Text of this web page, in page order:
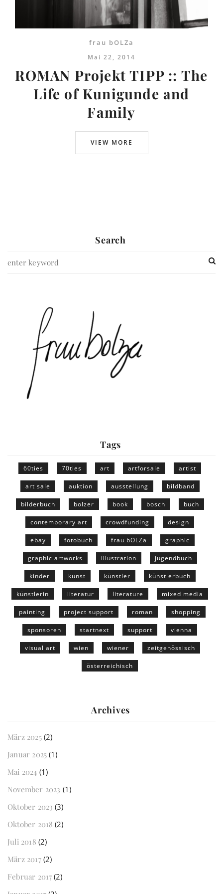
frau bOLZa
Mai 22, 2014
ROMAN Projekt TIPP :: The
Life of Kunigunde and
Family
VIEW MORE
Search
Tags
60ties 70ties art artforsale artist
art sale auktion ausstellung bildband
bilderbuch bolzer book bosch buch
contemporary art crowdfunding design
ebay fotobuch frau bOLZa graphic
graphic artworks illustration jugendbuch
kinder kunst künstler künstlerbuch
künstlerin literatur literature mixed media
painting project support roman shopping
sponsoren startnext support vienna
visual art wien wiener zeitgenössisch
österreichisch
Archives
März 2025(2)
Januar 2025 (1)
Mai 2024 (1)
November 2023 (1)
Oktober 2023 (3)
Oktober 2018 (2)
Juli 2018 (2)
März 2017(2)
Februar 2017 (2)